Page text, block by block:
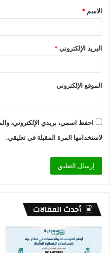
الاسم *
البريد الإلكتروني*
الموقع الإلكتروني
احفظ اسمي، بريدي الإلكتروني،
لاستخدامها المرة المقبلة في تعليقي.
أحدث المقالات